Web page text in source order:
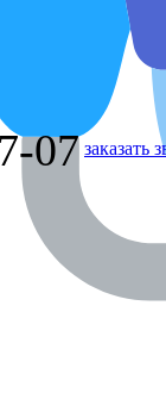
07 заказать